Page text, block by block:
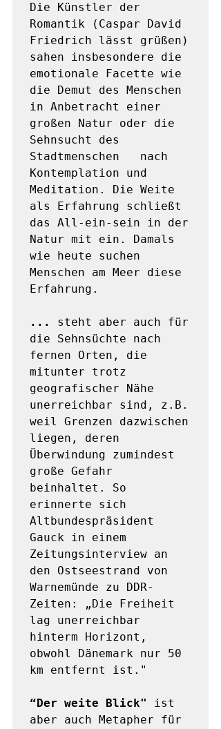
Die Künstler der
Romantik (Caspar David
Friedrich lässt grüßen)
sahen insbesondere die
emotionale Facette wie
die Demut des Menschen
in Anbetracht einer
großen Natur oder die
Sehnsucht des
Stadtmenschen	nach
Kontemplation und
Meditation. Die Weite
als Erfahrung schließt
das All-ein-sein in der
Natur mit ein. Damals
wie heute suchen
Menschen am Meer diese
Erfahrung.
...
steht aber auch für
die Sehnsüchte nach
fernen Orten, die
mitunter trotz
geografischer Nähe
unerreichbar sind, z.B.
weil Grenzen dazwischen
liegen, deren
Überwindung zumindest
große Gefahr
beinhaltet. So
erinnerte sich
Altbundespräsident
Gauck in einem
Zeitungsinterview an
den Ostseestrand von
Warnemünde zu DDR-
Zeiten: „Die Freiheit
lag unerreichbar
hinterm Horizont,
obwohl Dänemark nur 50
km entfernt ist."
“Der weite Blick"
ist
aber auch Metapher für